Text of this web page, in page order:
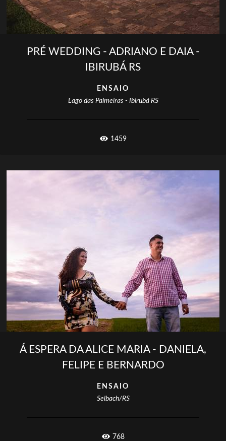
PRÉ WEDDING - ADRIANO E DAIA -
IBIRUBÁ RS
ENSAIO
Lago das Palmeiras - Ibirubá RS
1459
Á ESPERA DA ALICE MARIA - DANIELA,
FELIPE E BERNARDO
ENSAIO
Selbach/RS
768